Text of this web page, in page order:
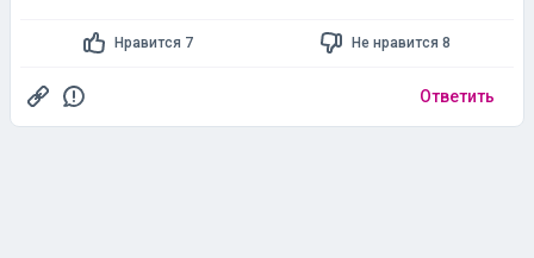
Нравится 7 Не нравится 8
Ответить